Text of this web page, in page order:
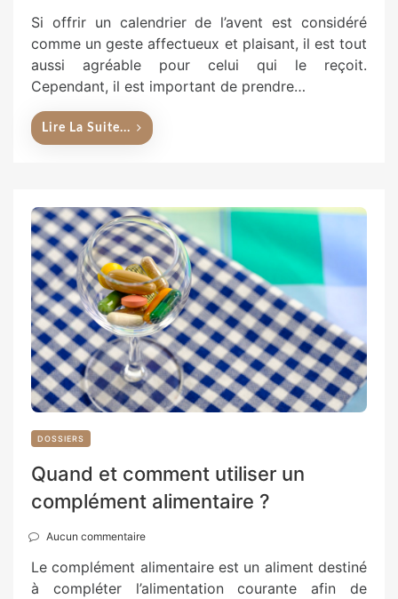
Si offrir un calendrier de l’avent est considéré
comme un geste affectueux et plaisant, il est tout
aussi agréable pour celui qui le reçoit.
Cependant, il est important de prendre…
Lire La Suite...
DOSSIERS
Quand et comment utiliser un
complément alimentaire ?
Aucun commentaire
Le complément alimentaire est un aliment destiné
à compléter l’alimentation courante afin de